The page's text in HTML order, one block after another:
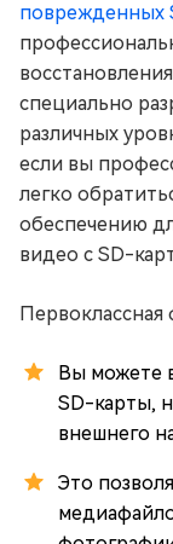
поврежденных
специально
различных
если вы
легко
обеспечению
видео с SD-
Первоклассная
Вы можете
SD-карты,
внешнего
Это